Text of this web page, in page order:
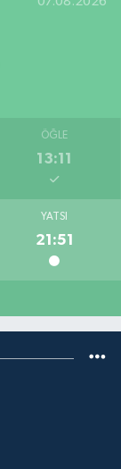
ÖĞLE
13:11
YATSI
21:51